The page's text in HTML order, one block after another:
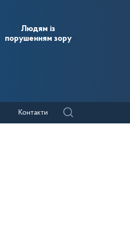
Людям із
порушенням зору
Контакти